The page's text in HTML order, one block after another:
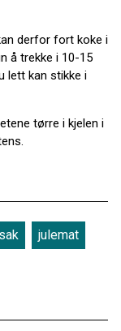
derfor fort koke i
å trekke i 10-15
lett kan stikke i
tørre i kjelen i
julemat